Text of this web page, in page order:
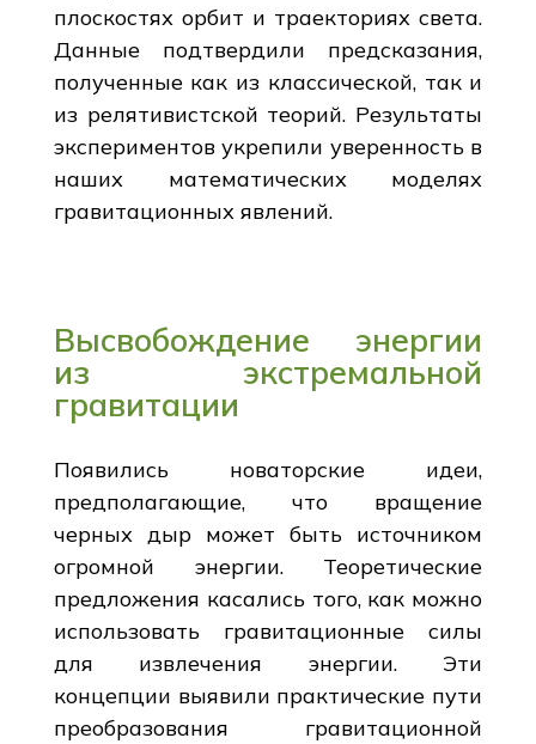
плоскостях орбит и траекториях света.
Данные подтвердили предсказания,
полученные как из классической, так и
из релятивистской теорий. Результаты
экспериментов укрепили уверенность в
наших математических моделях
гравитационных явлений.
Высвобождение энергии
из экстремальной
гравитации
Появились новаторские идеи,
предполагающие, что вращение
черных дыр может быть источником
огромной энергии. Теоретические
предложения касались того, как можно
использовать гравитационные силы
для извлечения энергии. Эти
концепции выявили практические пути
преобразования гравитационной